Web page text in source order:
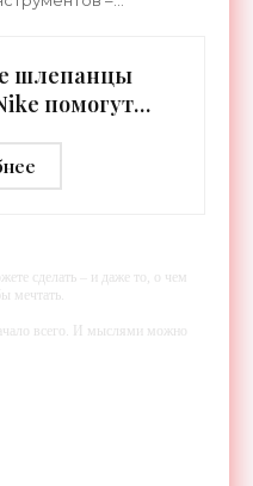
шлепанцы
помогут
сделать – и даже то, о чем
мечтать.
всего. И мыслями можно